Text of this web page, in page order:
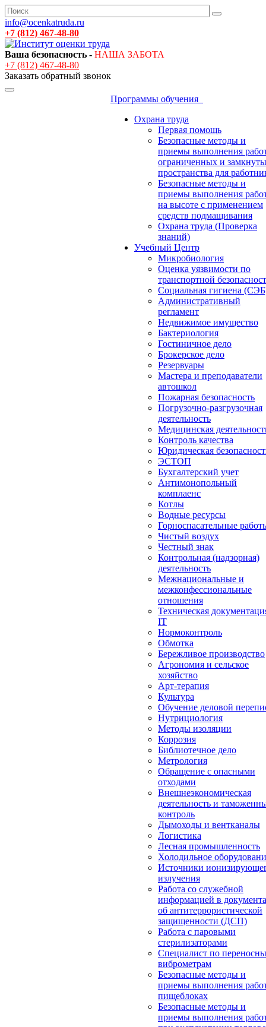
info@ocenkatruda.ru
+7 (812) 467-48-80
Ваша безопасность - НАША ЗАБОТА
+7 (812) 467-48-80
Заказать обратный звонок
Программы обучения
Охрана труда
Первая помощь
Безопасные методы и
приемы выполнения
ограниченных и
пространства для
Безопасные методы и
приемы выполнения
на высоте с применением
средств подмащивания
Охрана труда (Проверка
знаний)
Учебный Центр
Микробиология
Оценка уязвимости по
транспортной
Социальная гигиена
Административный
регламент
Недвижимое имущество
Бактериология
Гостиничное дело
Брокерское дело
Резервуары
Мастера и преподаватели
автошкол
Пожарная безопасность
Погрузочно-разгрузочная
деятельность
Медицинская
Контроль качества
Юридическая
ЭСТОП
Бухгалтерский учет
Антимонопольный
комплаенс
Котлы
Водные ресурсы
Горноспасательные
Чистый воздух
Честный знак
Контрольная (надзорная)
деятельность
Межнациональные и
межконфессиональные
отношения
Техническая
IT
Нормоконтроль
Обмотка
Бережливое производство
Агрономия и сельское
хозяйство
Арт-терапия
Культура
Обучение деловой
Нутрициология
Методы изоляции
Коррозия
Библиотечное дело
Метрология
Обращение с опасными
отходами
Внешнеэкономическая
деятельность и
контроль
Дымоходы и вентканалы
Логистика
Лесная промышленность
Холодильное
Источники
излучения
Работа со служебной
информацией в
об антитеррористической
защищенности (ДСП)
Работа с паровыми
стерилизаторами
Специалист по
виброметрам
Безопасные методы и
приемы выполнения
пищеблоках
Безопасные методы и
приемы выполнения